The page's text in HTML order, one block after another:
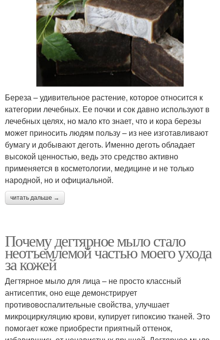
Береза – удивительное растение, которое относится к
категории лечебных. Ее почки и сок давно используют в
лечебных целях, но мало кто знает, что и кора березы
может приносить людям пользу – из нее изготавливают
бумагу и добывают деготь. Именно деготь обладает
высокой ценностью, ведь это средство активно
применяется в косметологии, медицине и не только
народной, но и официальной.
читать дальше →
Почему дегтярное мыло стало
неотъемлемой частью моего ухода
за кожей
Дегтярное мыло для лица – не просто классный
антисептик, оно еще демонстрирует
противовоспалительные свойства, улучшает
микроциркуляцию крови, купирует гипоксию тканей. Это
помогает коже приобрести приятный оттенок,